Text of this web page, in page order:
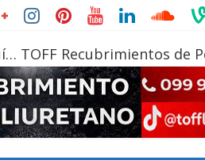
TOFF Recubrimientos de